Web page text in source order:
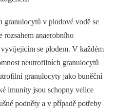
granulocytů v plodové vodě se
rozsahem anaerobního
se plodem. V každém
neutrofilních granulocytů
granulocyty jako buněční
imunity jsou schopny velice
podněty a v případě potřeby